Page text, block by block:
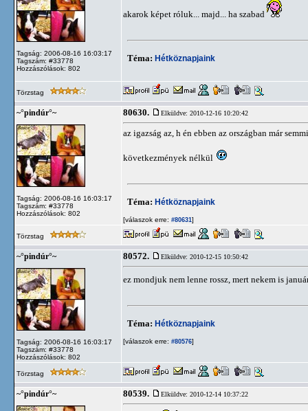
Tagság: 2006-08-16 16:03:17
Tagszám: #33778
Hozzászólások: 802
akarok képet róluk... majd... ha szabad
Téma: Hétköznapjaink
Törzstag
~°pindúr°~
Tagság: 2006-08-16 16:03:17
Tagszám: #33778
Hozzászólások: 802
80630. Elküldve: 2010-12-16 10:20:42
az igazság az, h én ebben az országban már
következmények nélkül
Téma: Hétköznapjaink
[válaszok erre: #80631]
Törzstag
~°pindúr°~
Tagság: 2006-08-16 16:03:17
Tagszám: #33778
Hozzászólások: 802
80572. Elküldve: 2010-12-15 10:50:42
ez mondjuk nem lenne rossz, mert nekem is
Téma: Hétköznapjaink
[válaszok erre: #80576]
Törzstag
~°pindúr°~ 80539. Elküldve: 2010-12-14 10:37:22